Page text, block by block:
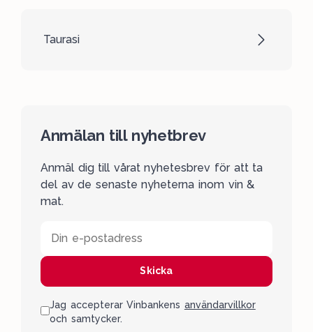
Taurasi
Anmälan till nyhetbrev
Anmäl dig till vårat nyhetesbrev för att ta
del av de senaste nyheterna inom vin &
mat.
Din e-postadress
Skicka
Jag accepterar Vinbankens användarvillkor
och samtycker.